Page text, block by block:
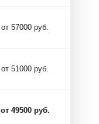
от 57000 руб.
от 51000 руб.
от 49500 руб.